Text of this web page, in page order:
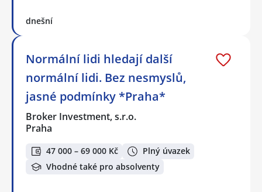
dnešní
Normální lidi hledají další
normální lidi. Bez nesmyslů,
jasné podmínky *Praha*
Broker Investment, s.r.o.
Praha
47 000 – 69 000 Kč
Plný úvazek
Vhodné také pro absolventy